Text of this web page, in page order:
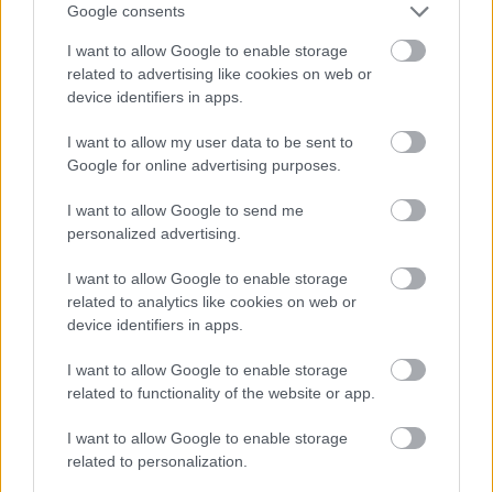
Google consents
I want to allow Google to enable storage
related to advertising like cookies on web or
device identifiers in apps.
I want to allow my user data to be sent to
Google for online advertising purposes.
I want to allow Google to send me
personalized advertising.
I want to allow Google to enable storage
related to analytics like cookies on web or
device identifiers in apps.
I want to allow Google to enable storage
related to functionality of the website or app.
I want to allow Google to enable storage
related to personalization.
(γνωστή με τον ψυχιατρικό όρο placebo effect),
κατά την οποία κάτι μπορεί να συμβεί ακριβώς
επειδή πιστεύουμε ακράδαντα σε αυτό. Αυτό
ισχύει και με το ξεμάτιασμα. Κανείς, π.χ., δε
μπορεί να με μεταπείσει πως υπάρχει άνθρωπος
που ξεματιάζει καλύτερα από το μπαμπά μου
(χημικός, ετών 60). Τι συμβαίνει όμως όταν
κάποιος είναι εθισμένος τζογαδόρος, που κάθε
φορά πιστεύει ακράδαντα πως θα κερδίσει; Το
πρόβλημα τότε επιβαρύνεται.
Τα καλά νέα είναι, όπως λέει ο Vyse, πρώτον,
πως, ”οι περισσότερες προλήψεις που
είναι στο μεγαλύτερο βαθμό τους αποδεκτές και
όχι παθολογικές”, δεύτερον, αποφεύγοντας το